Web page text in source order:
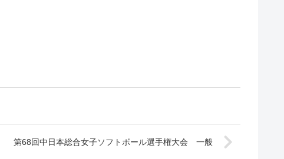
第68回中日本総合女子ソフトボール選手権大会 一般